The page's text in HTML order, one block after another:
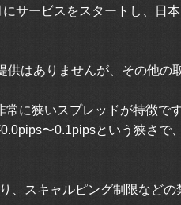
サービスをスタートし、日
はありませんが、その他の
に狭いスプレッドが特徴です
〜0.1pipsという狭さで
、スキャルピング制限などの